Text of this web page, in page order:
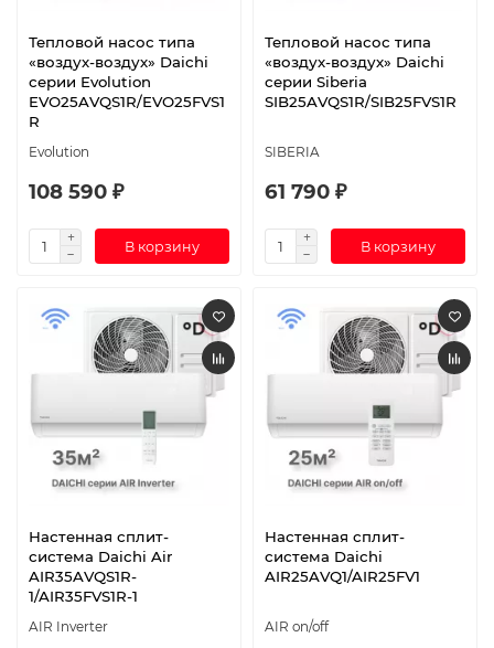
Тепловой насос типа
«воздух-воздух» Daichi
серии Evolution
EVO25AVQS1R/EVO25FVS1
R
Evolution
108 590 ₽
В корзину
Тепловой насос типа
«воздух-воздух» Daichi
серии Siberia
SIB25AVQS1R/SIB25FVS1R
SIBERIA
61 790 ₽
В корзину
Настенная сплит-
система Daichi Air
AIR35AVQS1R-
1/AIR35FVS1R-1
AIR Inverter
Настенная сплит-
система Daichi
AIR25AVQ1/AIR25FV1
AIR on/off